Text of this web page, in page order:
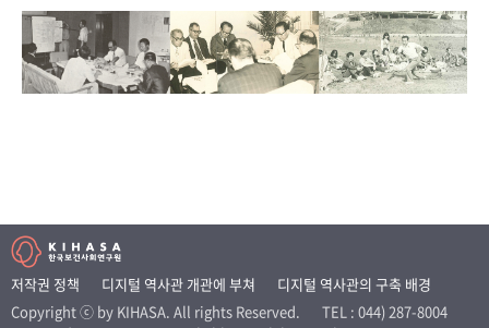
저작권 정책 디지털 역사관 개관에 부쳐
디지털 역사관의 구축 배경
Copyright ⓒ by KIHASA. All rights Reserved.
TEL : 044) 287-8004